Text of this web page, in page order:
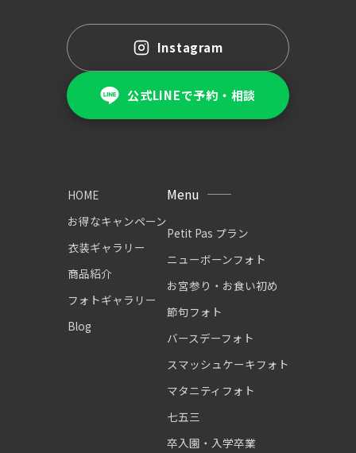
Instagram
公式LINEで予約・相談
HOME
お得なキャンペーン
衣装ギャラリー
商品紹介
フォトギャラリー
Blog
Menu
Petit Pas プラン
ニューボーンフォト
お宮参り・お食い初め
節句フォト
バースデーフォト
スマッシュケーキフォト
マタニティフォト
七五三
卒入園・入学卒業